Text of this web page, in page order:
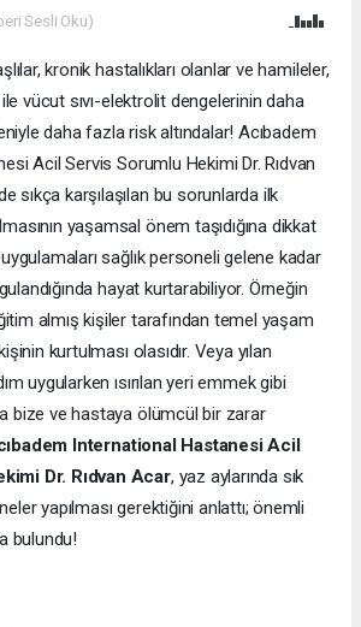
Sesli Oku)
kronik hastalıkları olanlar ve hamileler,
ile vücut sıvı-elektrolit dengelerinin daha
daha fazla risk altındalar! Acıbadem
Acil Servis Sorumlu Hekimi Dr. Rıdvan
sıkça karşılaşılan bu sorunlarda ilk
yaşamsal önem taşıdığına dikkat
sağlık personeli gelene kadar
hayat kurtarabiliyor. Örneğin
almış kişiler tarafından temel yaşam
kurtulması olasıdır. Veya yılan
uygularken ısırılan yeri emmek gibi
bize ve hastaya ölümcül bir zarar
International Hastanesi Acil
Dr. Rıdvan Acar, yaz aylarında sık
yapılması gerektiğini anlattı; önemli
bulundu!